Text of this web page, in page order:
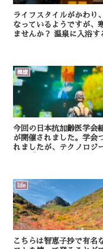
ライフスタイルがかわり
なっているようですが、
ませんか？ 温泉に入浴すると温熱効果で血行が促進され、免疫力が
健康
今回の日本抗加齢医学会
が開催されました。学会
れましたが、テクノロジ
life
こちらは智恵子抄で有名